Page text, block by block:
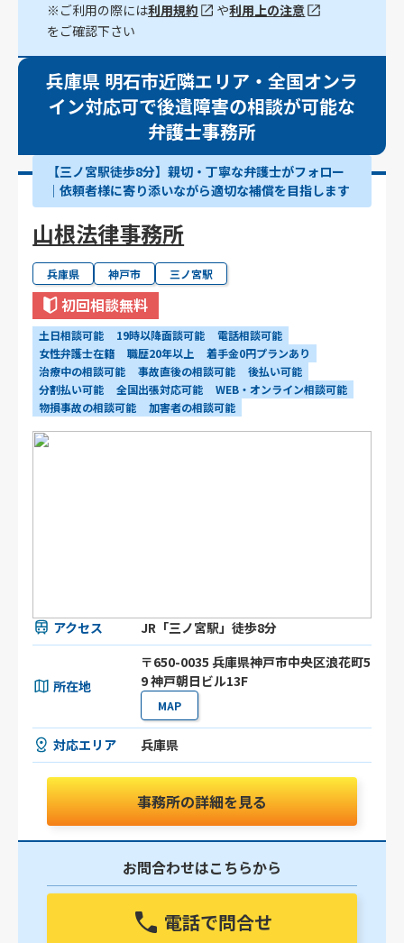
※ご利用の際には利用規約 や利用上の注意
をご確認下さい
兵庫県 明石市近隣エリア・全国オンラ
イン対応可で後遺障害の相談が可能な
弁護士事務所
【三ノ宮駅徒歩8分】親切・丁寧な弁護士がフォロー
│依頼者様に寄り添いながら適切な補償を目指します
山根法律事務所
兵庫県 神戸市 三ノ宮駅
初回相談無料
土日相談可能 19時以降面談可能
電話相談可能
女性弁護士在籍
職歴20年以上
着手金0円プランあり
治療中の相談可能
事故直後の相談可能
後払い可能
分割払い可能
全国出張対応可能
WEB・オンライン相談可能
物損事故の相談可能
加害者の相談可能
アクセス JR「三ノ宮駅」徒歩8分
所在地
〒650-0035 兵庫県神戸市中央区浪花町5
9 神戸朝日ビル13F
MAP
対応エリア 兵庫県
事務所の詳細を見る
お問合わせはこちらから
電話で問合せ